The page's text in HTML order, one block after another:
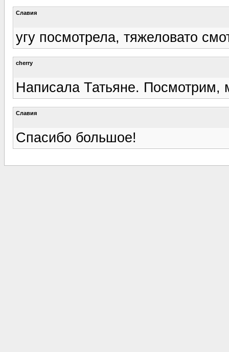
Славия
угу посмотрела, тяжеловато
cherry
Написала Татьяне. Посмотрим,
Славия
Спасибо большое!